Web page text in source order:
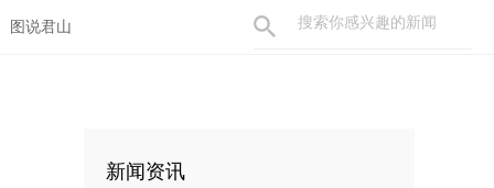
图说君山
新闻资讯